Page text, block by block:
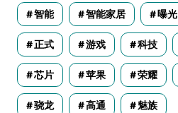
智能 智能家居 曝光
正式 游戏 科技
芯片 苹果 荣耀
骁龙 高通 魅族